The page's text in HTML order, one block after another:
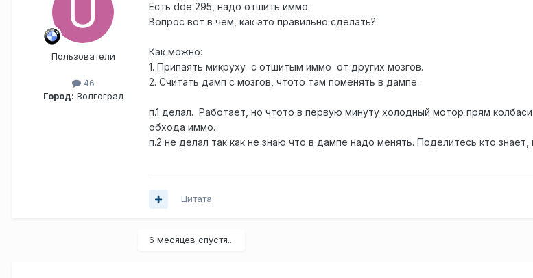
Пользователи
46
Город: Волгоград
Есть dde 295, надо отшить иммо.
Вопрос вот в чем, как это правильно сделать?
Как можно:
1. Припаять микруху с отшитым иммо от других мозгов.
2. Считать дамп с мозгов, чтото там поменять в дампе .
п.1 делал. Работает, но чтото в первую минуту холодный мотор прям
обхода иммо.
п.2 не делал так как не знаю что в дампе надо менять. Поделитесь кто знает,
Цитата
6 месяцев спустя...